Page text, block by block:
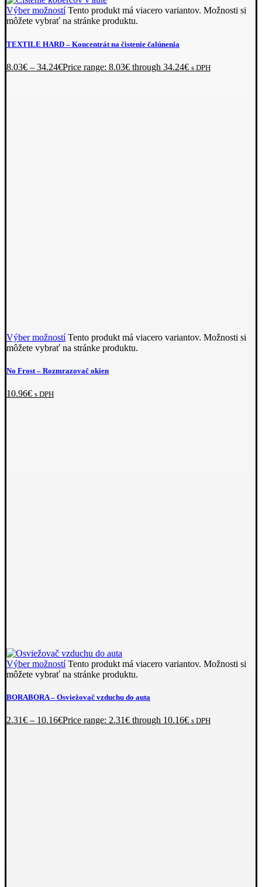
Výber možností Tento produkt má viacero variantov. Možnosti si
môžete vybrať na stránke produktu.
TEXTILE HARD – Koncentrát na čistenie čalúnenia
8.03€ – 34.24€Price range: 8.03€ through 34.24€ s DPH
Výber možností Tento produkt má viacero variantov. Možnosti si
môžete vybrať na stránke produktu.
No Frost –⁠ Rozmrazovač okien
10.96€ s DPH
Výber možností Tento produkt má viacero variantov. Možnosti si
môžete vybrať na stránke produktu.
BORABORA– Osviežovač vzduchu do auta
2.31€ – 10.16€Price range: 2.31€ through 10.16€ s DPH